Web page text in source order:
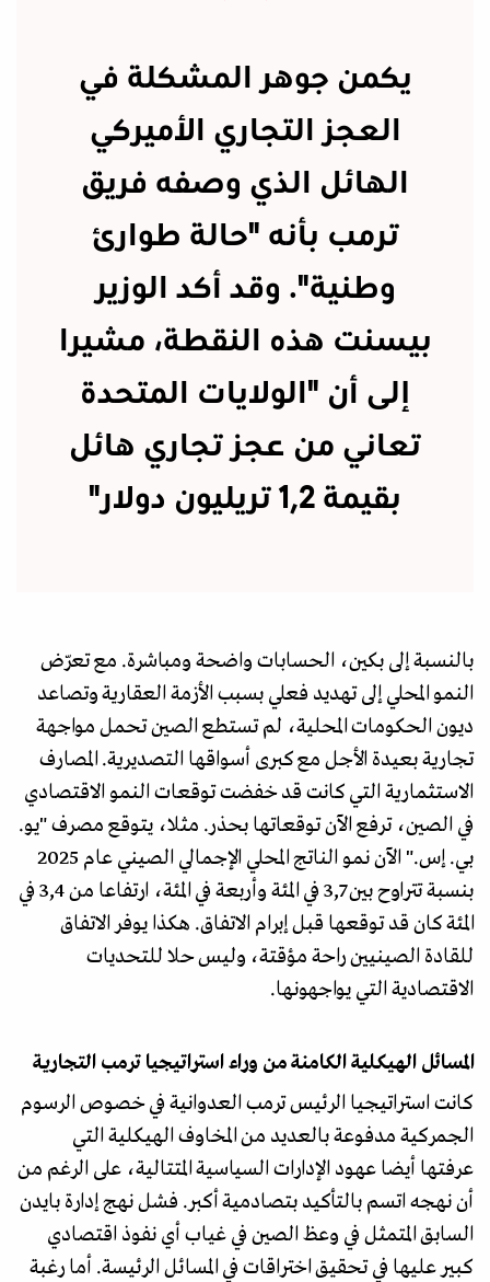
يكمن جوهر المشكلة في
العجز التجاري الأميركي
الهائل الذي وصفه فريق
ترمب بأنه "حالة طوارئ
وطنية". وقد أكد الوزير
بيسنت هذه النقطة، مشيرا
إلى أن "الولايات المتحدة
تعاني من عجز تجاري هائل
بقيمة 1,2 تريليون دولار"
بالنسبة إلى بكين، الحسابات واضحة ومباشرة. مع تعرّض
النمو المحلي إلى تهديد فعلي بسبب الأزمة العقارية وتصاعد
ديون الحكومات المحلية، لم تستطع الصين تحمل مواجهة
تجارية بعيدة الأجل مع كبرى أسواقها التصديرية. المصارف
الاستثمارية التي كانت قد خفضت توقعات النمو الاقتصادي
في الصين، ترفع الآن توقعاتها بحذر. مثلا، يتوقع مصرف "يو.
بي. إس." الآن نمو الناتج المحلي الإجمالي الصيني عام 2025
بنسبة تتراوح بين 3,7 في المئة وأربعة في المئة، ارتفاعا من 3,4 في
المئة كان قد توقعها قبل إبرام الاتفاق. هكذا يوفر الاتفاق
للقادة الصينيين راحة مؤقتة، وليس حلا للتحديات
الاقتصادية التي يواجهونها.
المسائل الهيكلية الكامنة من وراء استراتيجيا ترمب التجارية
كانت استراتيجيا الرئيس ترمب العدوانية في خصوص الرسوم
الجمركية مدفوعة بالعديد من المخاوف الهيكلية التي
عرفتها أيضا عهود الإدارات السياسية المتتالية، على الرغم من
أن نهجه اتسم بالتأكيد بتصادمية أكبر. فشل نهج إدارة بايدن
السابق المتمثل في وعظ الصين في غياب أي نفوذ اقتصادي
كبير عليها في تحقيق اختراقات في المسائل الرئيسة. أما رغبة